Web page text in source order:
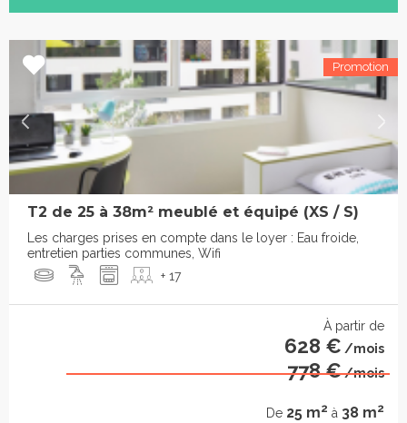
T2 de 25 à 38m² meublé et équipé (XS / S)
Les charges prises en compte dans le loyer : Eau froide,
entretien parties communes, Wifi
+ 17
À partir de
628 € /mois
778 €/mois
De 25 m2 à 38 m2